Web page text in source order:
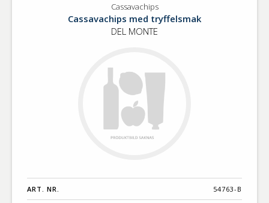
Cassavachips
Cassavachips med tryffelsmak
DEL MONTE
ART. NR. 54763-B